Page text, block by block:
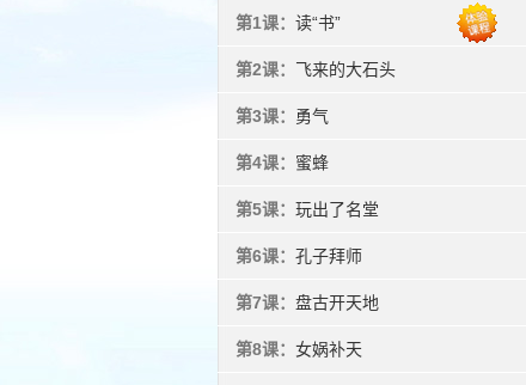
第1课： 读“书”
第2课： 飞来的大石头
第3课： 勇气
第4课： 蜜蜂
第5课： 玩出了名堂
第6课： 孔子拜师
第7课： 盘古开天地
第8课： 女娲补天